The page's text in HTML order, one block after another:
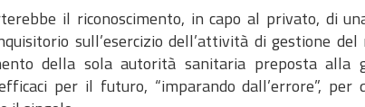
il riconoscimento, in capo al privato, di
sull’esercizio dell’attività di gestione
della sola autorità sanitaria preposta alla
per il futuro, “imparando dall’errore”,